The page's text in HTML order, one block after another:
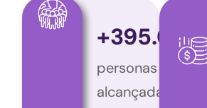
+395.000
personas
alcançadas